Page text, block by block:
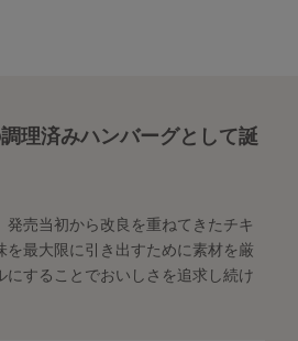
理済みハンバーグとして誕
発売当初から改良を重ねてきたチキ
を最大限に引き出すために素材を厳
にすることでおいしさを追求し続け